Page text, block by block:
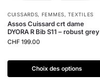
CUISSARDS, FEMMES,TEXTILES
Assos Cuissard crt dame
DYORA R Bib S11 – robust grey
CHF 199.00
Choix des options